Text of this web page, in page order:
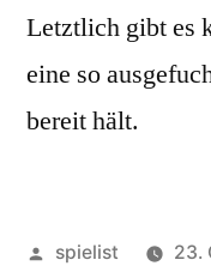
Letztlich gibt es
eine so
bereit hält.
Veröffentlicht
spielist 23.